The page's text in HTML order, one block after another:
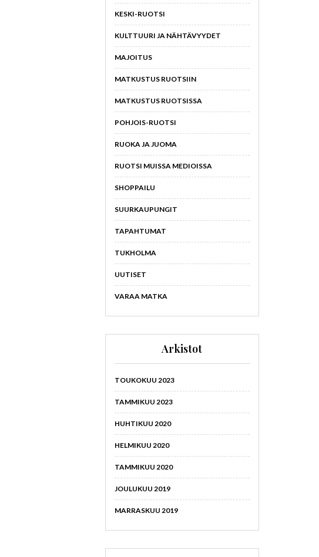
KESKI-RUOTSI
KULTTUURI JA NÄHTÄVYYDET
MAJOITUS
MATKUSTUS RUOTSIIN
MATKUSTUS RUOTSISSA
POHJOIS-RUOTSI
RUOKA JA JUOMA
RUOTSI MUISSA MEDIOISSA
SHOPPAILU
SUURKAUPUNGIT
TAPAHTUMAT
TUKHOLMA
UUTISET
VARAA MATKA
Arkistot
TOUKOKUU 2023
TAMMIKUU 2023
HUHTIKUU 2020
HELMIKUU 2020
TAMMIKUU 2020
JOULUKUU 2019
MARRASKUU 2019